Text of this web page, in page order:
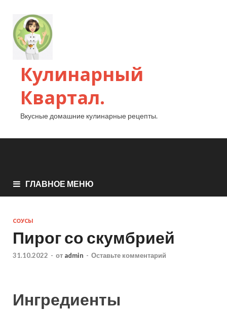
Кулинарный
Квартал.
Вкусные домашние кулинарные рецепты.
ГЛАВНОЕ МЕНЮ
СОУСЫ
Пирог со скумбрией
31.10.2022 - от admin - Оставьте комментарий
Ингредиенты